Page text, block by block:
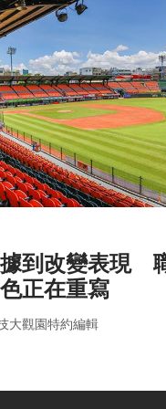
到改變表現
正在重寫
大觀園特約編輯